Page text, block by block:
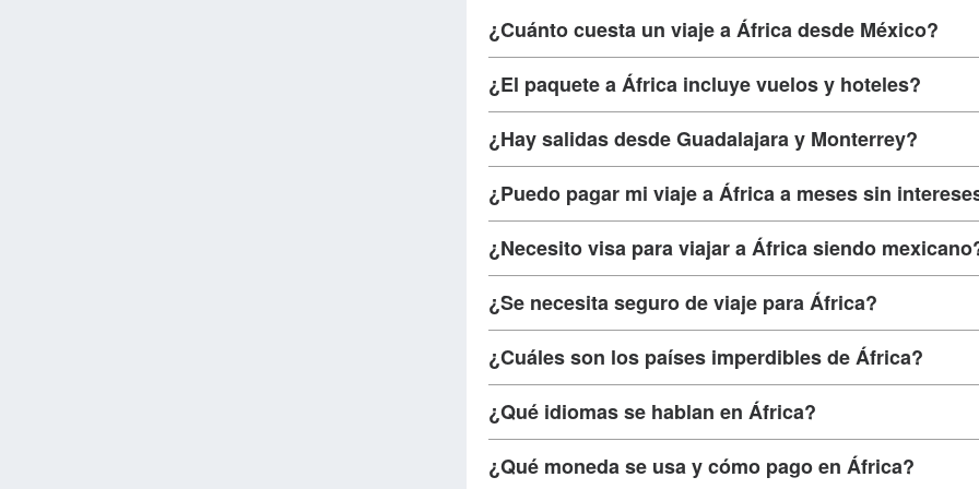
¿Cuánto cuesta un viaje a África desde México?
¿El paquete a África incluye vuelos y hoteles?
¿Hay salidas desde Guadalajara y Monterrey?
¿Puedo pagar mi viaje a África a meses sin
¿Necesito visa para viajar a África siendo
¿Se necesita seguro de viaje para África?
¿Cuáles son los países imperdibles de África?
¿Qué idiomas se hablan en África?
¿Qué moneda se usa y cómo pago en África?